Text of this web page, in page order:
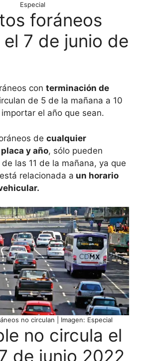
Especial
foráneos
7 de junio de
con terminación de
de 5 de la mañana a 10
el año que sean.
de cualquier
y año, sólo pueden
las 11 de la mañana, ya que
relacionada a un horario
no circulan | Imagen: Especial
no circula el
de junio 2022